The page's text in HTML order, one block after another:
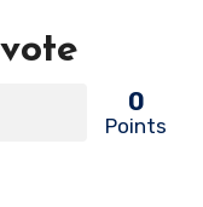
0
Points